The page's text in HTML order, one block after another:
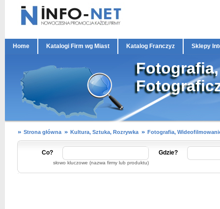
Home Katalogi Firm wg Miast Katalog Franczyz Sklepy
Strona główna Kultura, Sztuka, Rozrywka Fotografia,
Co?
słowo kluczowe (nazwa firmy lub produktu)
Gdzie?